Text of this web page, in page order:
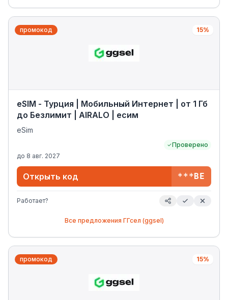
промокод 15%
eSIM - Турция | Мобильный Интернет | от 1 Гб
до Безлимит | AIRALO | есим
eSim
Проверено
до 8 авг. 2027
Открыть код ***BE
Работает?
Все предложения ГГсел (ggsel)
промокод 15%